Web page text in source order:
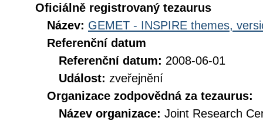
Oficiálně registrovaný tezaurus
Název: GEMET - INSPIRE themes,
Referenční datum
Referenční datum: 2008-06-01
Událost: zveřejnění
Organizace zodpovědná za tezaurus:
Název organizace: Joint Research